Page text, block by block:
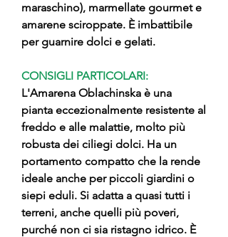
maraschino), marmellate gourmet e
amarene sciroppate. È imbattibile
per guarnire dolci e gelati.
CONSIGLI PARTICOLARI:
L'Amarena Oblachinska è una
pianta eccezionalmente resistente al
freddo e alle malattie, molto più
robusta dei ciliegi dolci. Ha un
portamento compatto che la rende
ideale anche per piccoli giardini o
siepi eduli. Si adatta a quasi tutti i
terreni, anche quelli più poveri,
purché non ci sia ristagno idrico. È